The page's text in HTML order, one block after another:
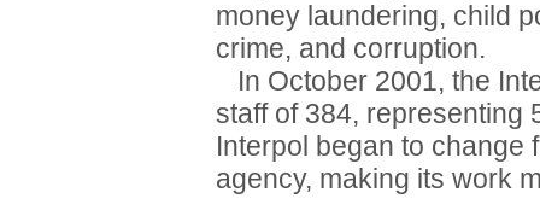
money laundering, child
crime, and corruption.
In October 2001, the
staff of 384, representing
Interpol began to change
agency, making its work